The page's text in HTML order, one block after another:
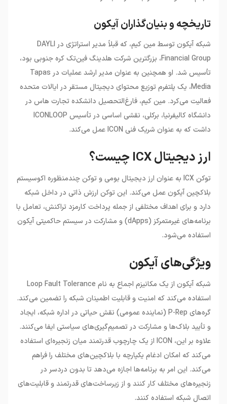
تاریخچه و بنیان‌گذاران آیکون
شبکه آیکون توسط مین کیم، که قبلاً مدیر استراتژی در DAYLI
Financial Group، بزرگترین شرکت هلدینگ فین‌تک کره جنوبی بود،
تأسیس شد. او همچنین به عنوان مدیر ارشد عملیات در Tapas
Media، یک پلتفرم توزیع محتوای دیجیتال مستقر در ایالات متحده
فعالیت می‌کرد. مین کیم، فارغ‌التحصیل دانشکده تجارت هاس در
دانشگاه کالیفرنیا، برکلی، نقشی اساسی در تأسیس ICONLOOP
داشت که به عنوان شریک فنی ICON عمل می‌کند.
ارز دیجیتال ICX چیست؟
توکن ICX به عنوان ارز دیجیتال بومی و توکن چندمنظوره اکوسیستم
بلاکچین آیکون عمل می‌کند. این توکن ارزش ذاتی در داخل شبکه
دارد و برای اهداف مختلفی از جمله پرداخت کارمزد تراکنش، تعامل با
برنامه‌های غیرمتمرکز (dApps) و مشارکت در سیستم حاکمیتی آیکون
استفاده می‌شود.
ویژگی‌های آیکون
شبکه آیکون از یک مکانیزم اجماع به نام Loop Fault Tolerance
استفاده می‌کند که امنیت و قابلیت اطمینان شبکه را تضمین می‌کند.
گره‌های P-Rep (نماینده عمومی) نقش حیاتی در اداره شبکه، ایجاد
و تأیید بلاک‌ها و مشارکت در تصمیم‌گیری‌های سیاستی ایفا می‌کنند.
علاوه بر این، ICON از یک چارچوب قدرتمند میان زنجیره‌ای استفاده
می‌کند که امکان ادغام یکپارچه با بلاکچین‌های مختلف را فراهم
می‌کند. این امر به برنامه‌ها اجازه می‌دهد تا بدون دردسر در
زنجیره‌های مختلف کار کنند و از زیرساخت‌های قدرتمند و قابلیت‌های
اتصال شبکه استفاده کنند.